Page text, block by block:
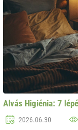
Alvás Higiénia: 7
2026.06.30